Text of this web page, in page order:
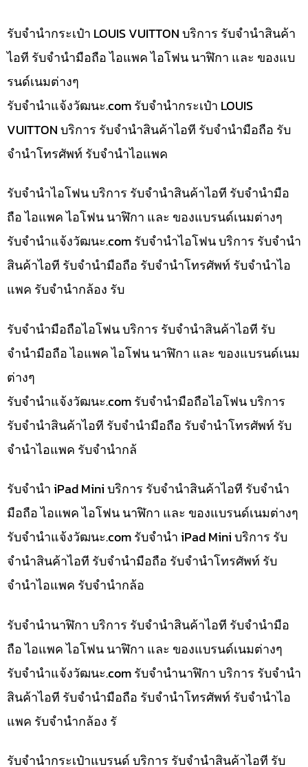
รับจำนำกระเป๋า LOUIS VUITTON บริการ รับจำนำสินค้า
ไอที รับจำนำมือถือ ไอแพค ไอโฟน นาฬิกา และ ของแบ
รนด์เนมต่างๆ
รับจํานําแจ้งวัฒนะ.com รับจำนำกระเป๋า LOUIS
VUITTON บริการ รับจำนำสินค้าไอที รับจำนำมือถือ รับ
จำนำโทรศัพท์ รับจำนำไอแพค
รับจำนำไอโฟน บริการ รับจำนำสินค้าไอที รับจำนำมือ
ถือ ไอแพค ไอโฟน นาฬิกา และ ของแบรนด์เนมต่างๆ
รับจํานําแจ้งวัฒนะ.com รับจำนำไอโฟน บริการ รับจำนำ
สินค้าไอที รับจำนำมือถือ รับจำนำโทรศัพท์ รับจำนำไอ
แพค รับจำนำกล้อง รับ
รับจำนำมือถือไอโฟน บริการ รับจำนำสินค้าไอที รับ
จำนำมือถือ ไอแพค ไอโฟน นาฬิกา และ ของแบรนด์เนม
ต่างๆ
รับจํานําแจ้งวัฒนะ.com รับจำนำมือถือไอโฟน บริการ
รับจำนำสินค้าไอที รับจำนำมือถือ รับจำนำโทรศัพท์ รับ
จำนำไอแพค รับจำนำกล้
รับจำนำ iPad Mini บริการ รับจำนำสินค้าไอที รับจำนำ
มือถือ ไอแพค ไอโฟน นาฬิกา และ ของแบรนด์เนมต่างๆ
รับจํานําแจ้งวัฒนะ.com รับจำนำ iPad Mini บริการ รับ
จำนำสินค้าไอที รับจำนำมือถือ รับจำนำโทรศัพท์ รับ
จำนำไอแพค รับจำนำกล้อ
รับจำนำนาฬิกา บริการ รับจำนำสินค้าไอที รับจำนำมือ
ถือ ไอแพค ไอโฟน นาฬิกา และ ของแบรนด์เนมต่างๆ
รับจํานําแจ้งวัฒนะ.com รับจำนำนาฬิกา บริการ รับจำนำ
สินค้าไอที รับจำนำมือถือ รับจำนำโทรศัพท์ รับจำนำไอ
แพค รับจำนำกล้อง รั
รับจำนำกระเป๋าแบรนด์ บริการ รับจำนำสินค้าไอที รับ